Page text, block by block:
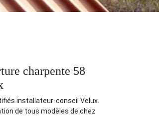
charpente 58
installateur-conseil Velux.
de tous modèles de chez